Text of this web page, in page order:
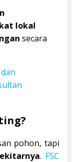
lokal
secara
pohon, tapi
. FSC